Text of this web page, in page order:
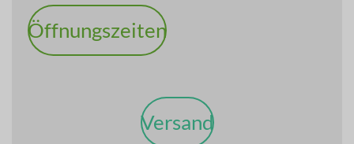
Öffnungszeiten
Versand